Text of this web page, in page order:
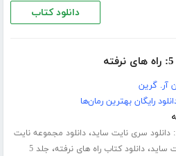
دانلود کتاب
آر. گرین
رایگان بهترین رمان‌ها
دانلود سری نایت ساید،دانلود مجموعه نایت
ساید،دانلود کتاب راه های نرفته،
جلد 5